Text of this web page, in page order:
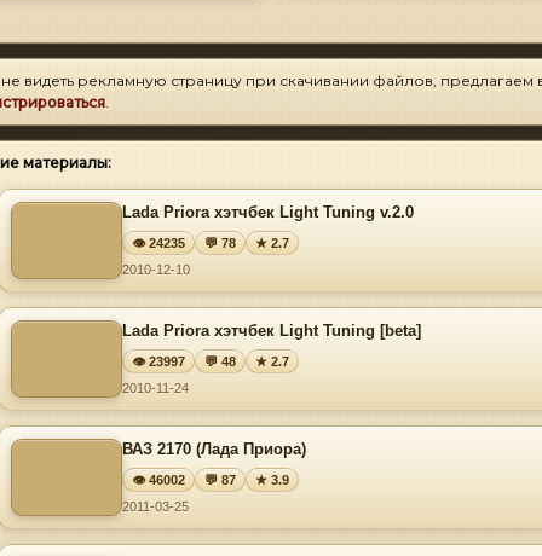
видеть рекламную страницу при скачивании файлов, предлагаем
.
материалы:
Lada Priora хэтчбек Light Tuning v.2.0
👁 24235 💬 78
★ 2.7
2010-12-10
Lada Priora хэтчбек Light Tuning [beta]
👁 23997 💬 48
★ 2.7
2010-11-24
ВАЗ 2170 (Лада Приора)
👁 46002 💬 87
★ 3.9
2011-03-25